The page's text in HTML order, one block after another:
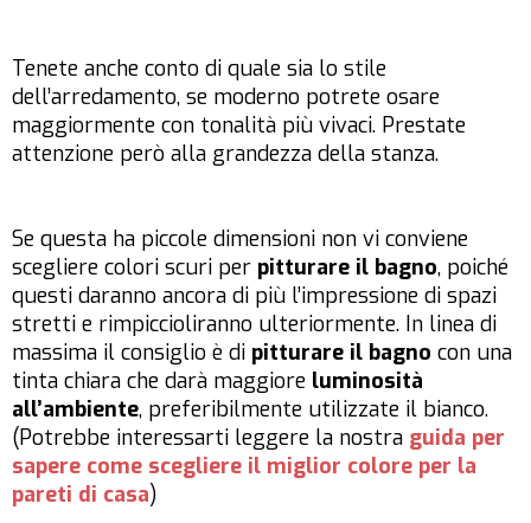
Tenete anche conto di quale sia lo stile
dell’arredamento, se moderno potrete osare
maggiormente con tonalità più vivaci. Prestate
attenzione però alla grandezza della stanza.
Se questa ha piccole dimensioni non vi conviene
scegliere colori scuri per pitturare il bagno, poiché
questi daranno ancora di più l’impressione di spazi
stretti e rimpiccioliranno ulteriormente. In linea di
massima il consiglio è di pitturare il bagno con una
tinta chiara che darà maggiore luminosità
all’ambiente, preferibilmente utilizzate il bianco.
(Potrebbe interessarti leggere la nostra guida per
sapere come scegliere il miglior colore per la
pareti di casa)